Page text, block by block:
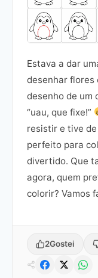
Estava a dar
desenhar flores
desenho de um
“uau, que fixe!”
resistir e tive
perfeito para
divertido. Que
agora, quem
colorir? Vamos
2Gostei